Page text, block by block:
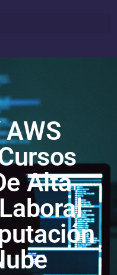
AWS
Alta